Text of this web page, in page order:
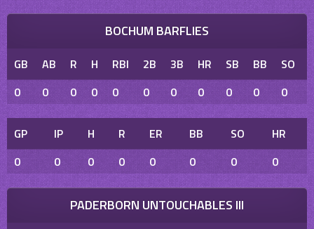
BOCHUM BARFLIES
GB AB R H RBI 2B 3B HR SB BB SO
0
0 0 0 0 0 0 0 0 0 0
GP IP H R ER BB SO
HR
0
0 0 0 0 0 0 0
PADERBORN UNTOUCHABLES III